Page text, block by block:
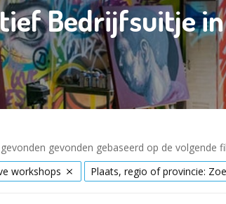
Bedrijfsuitje
gevonden gebaseerd op de volgende
workshops
Plaats, regio of provincie: